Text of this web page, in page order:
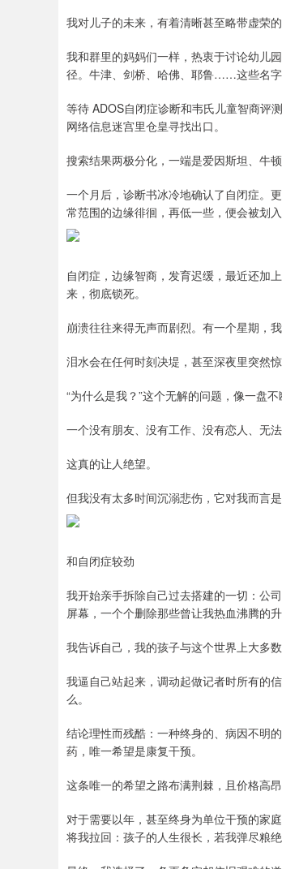
我对儿子的未来，有着清晰甚至略带虚荣
我和群里的妈妈们一样，热衷于讨论幼儿
径。牛津、剑桥、哈佛、耶鲁……这些名字
等待 ADOS自闭症诊断和韦氏儿童智商评
网络信息迷宫里仓皇寻找出口。
搜索结果两极分化，一端是爱因斯坦、牛
一个月后，诊断书冰冷地确认了自闭症。
常范围的边缘徘徊，再低一些，便会被划入
自闭症，边缘智商，发育迟缓，最近还加
来，彻底锁死。
崩溃往往来得无声而剧烈。有一个星期，
泪水会在任何时刻决堤，甚至深夜里突然
“为什么是我？”这个无解的问题，像一盘
一个没有朋友、没有工作、没有恋人、无
这真的让人绝望。
但我没有太多时间沉溺悲伤，它对我而言是
和自闭症较劲
我开始亲手拆除自己过去搭建的一切：公
屏幕，一个个删除那些曾让我热血沸腾的升
我告诉自己，我的孩子与这个世界上大多
我逼自己站起来，调动起做记者时所有的
么。
结论理性而残酷：一种终身的、病因不明
药，唯一希望是康复干预。
这条唯一的希望之路布满荆棘，且价格高
对于需要以年，甚至终身为单位干预的家
将我拉回：孩子的人生很长，若我弹尽粮